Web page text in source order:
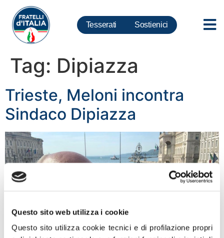
Questo sito web utilizza i cookie
Questo sito utilizza cookie tecnici e di profilazione propri
Tesserati Sostienici
Tag: Dipiazza
Trieste, Meloni incontra
Sindaco Dipiazza